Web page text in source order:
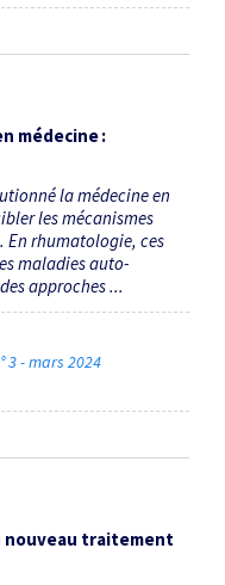
médecine :
la médecine en
les mécanismes
En rhumatologie, ces
maladies auto-
approches ...
3 - mars 2024
nouveau traitement